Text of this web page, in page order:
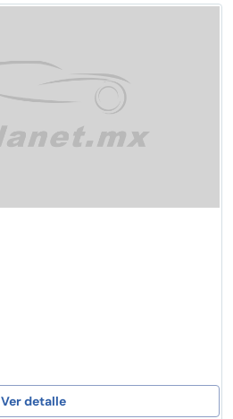
Ver detalle